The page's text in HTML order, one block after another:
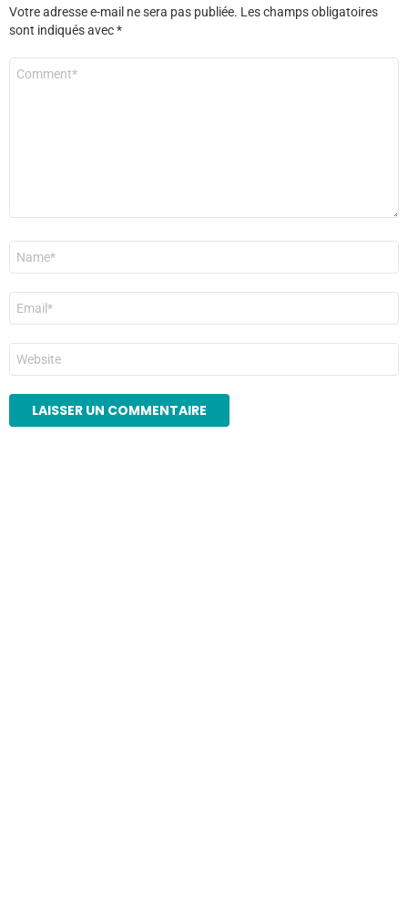
Votre adresse e-mail ne sera pas publiée. Les champs obligatoires
sont indiqués avec*
Commentaire
Nom
E-
mail
*
Site
web